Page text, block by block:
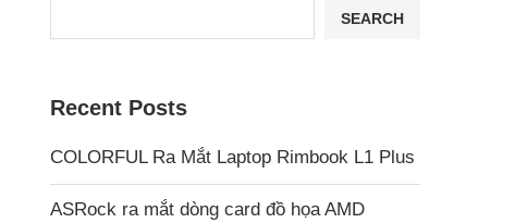
SEARCH
Recent Posts
COLORFUL Ra Mắt Laptop Rimbook L1 Plus
ASRock ra mắt dòng card đồ họa AMD